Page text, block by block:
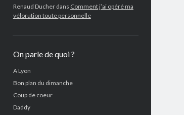
Renaud Ducherdans Comment j’ai opéré ma
vélorution toute personnelle
On parle de quoi ?
A Lyon
Bon plan du dimanche
Coup de coeur
Daddy